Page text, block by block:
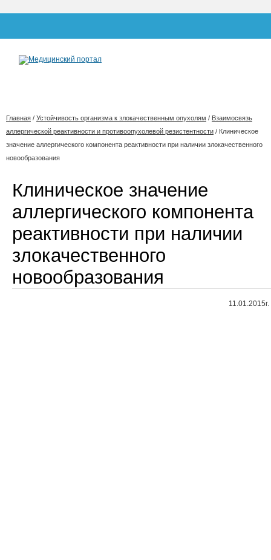
Главная / Устойчивость организма к злокачественным опухолям / Взаимосвязь
аллергической реактивности и противоопухолевой резистентности / Клиническое
значение аллергического компонента реактивности при наличии злокачественного
новообразования
Клиническое значение
аллергического компонента
реактивности при наличии
злокачественного
новообразования
11.01.2015г.